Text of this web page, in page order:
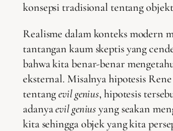
konsepsi tradisional tentang
Realisme dalam konteks modern
tantangan kaum skeptis yang
bahwa kita benar-benar
eksternal. Misalnya hipotesis
tentangevil genius, hipotesis
adanyaevil geniusyang seakan
kita sehingga objek yang kita